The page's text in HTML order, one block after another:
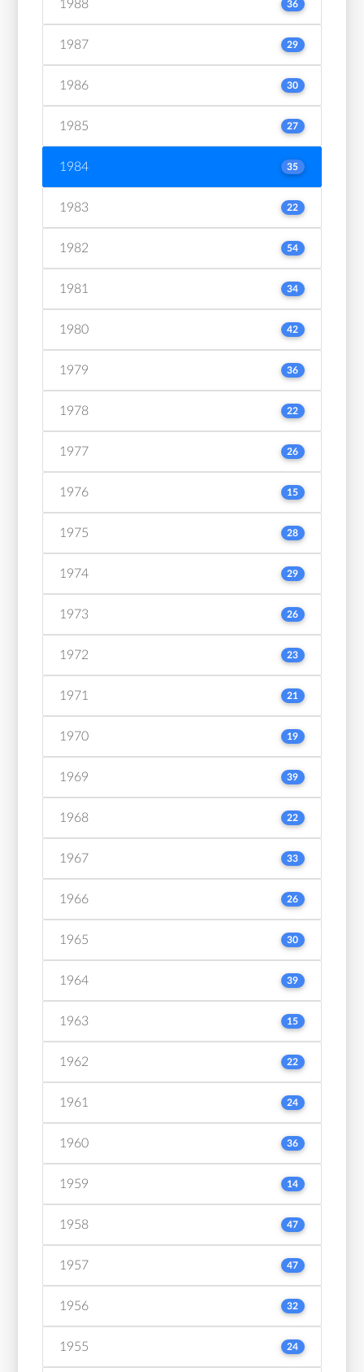
1988 36
1987 29
1986 30
1985 27
1984 35
1983 22
1982 54
1981 34
1980 42
1979 36
1978 22
1977 26
1976 15
1975 28
1974 29
1973 26
1972 23
1971 21
1970 19
1969 39
1968 22
1967 33
1966 26
1965 30
1964 39
1963 15
1962 22
1961 24
1960 36
1959 14
1958 47
1957 47
1956 32
1955 24